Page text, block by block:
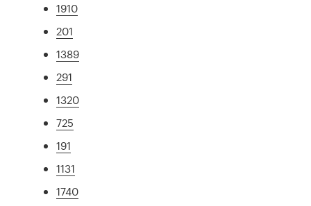
1910
201
1389
291
1320
725
191
1131
1740